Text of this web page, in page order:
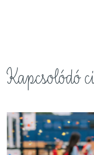
Kapcsolódó